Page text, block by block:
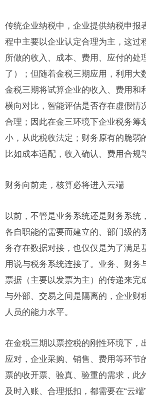
传统企业纳税中，企业提供纳税申报
程中主要以企业认定合理为主，这过
所做的收入、成本、费用、应付的处
了）；但随着金税三期应用，利用大
金税三期将试算企业的收入、费用和
横向对比，智能评估是否存在虚假情
合理；因此在金三环境下企业税务筹
小，从此税收法定；财务原有的脆弱
比如成本适配，收入确认、费用合规
财务向前走，核算必将进入云端
以前，不管是业务系统还是财务系统
各自职能的需要而建立的、部门级的
务存在数据对接，也仅仅是为了满足
用说与税务系统连接了。业务、财务
票据（主要以发票为主）的传递来完
与外部、交易之间是隔离的，企业财
人员的能力水平。
在金税三期以票控税的刚性环境下，
应对，企业采购、销售、费用等环节
票的收开票、验真、验重的需求，此
及时入账、合理抵扣，都需要在“云端